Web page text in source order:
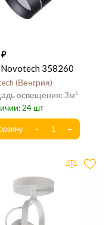
358260
Венгрия
3
24